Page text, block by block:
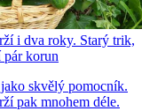
i dva roky. Starý trik,
pár korun
skvělý pomocník.
pak mnohem déle.